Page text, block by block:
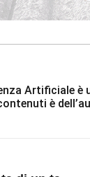
Artificiale
è